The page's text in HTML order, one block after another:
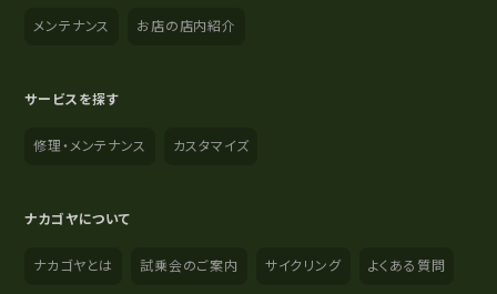
メンテナンス お店の店内紹介
サービスを探す
修理・メンテナンス カスタマイズ
ナカゴヤについて
ナカゴヤとは 試乗会のご案内 サイクリング よくある質問